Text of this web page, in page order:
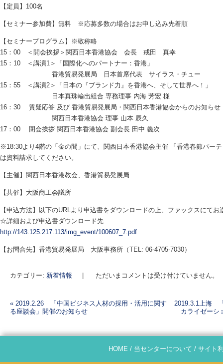
【定員】100名
【セミナー参加費】無料 ※応募多数の場合はお申し込み先着順
【セミナープログラム】※敬称略
15：00 ＜開会挨拶＞関西日本香港協会 会長 戒田 真幸
15：10 ＜講演1＞「国際化へのパートナー：香港」
香港貿易発展局 日本首席代表 サイラス・チュー
15：55 ＜講演2＞「日本の『ブランド力』を香港へ、そして世界へ！」
日本真珠輸出組合 専務理事 内海 芳宏 様
16：30 質疑応答 及び 香港貿易発展局・関西日本香港協会からのお知らせ
関西日本香港協会 理事 山本 辰久
17：00 閉会挨拶 関西日本香港協会 副会長 田中 義次
※18:30より4階の「金の間」にて、関西日本香港協会主催 「香港春節パー
は資料請求してください。
【主催】関西日本香港教会、香港貿易発展局
【共催】大阪商工会議所
【申込方法】以下のURLより申込書をダウンロードの上、ファックスにてお
☆詳細および申込書ダウンロード先
http://143.125.217.113/img_event/100607_7.pdf
【お問合先】香港貿易発展局 大阪事務所（TEL: 06-4705-7030）
カテゴリー: 新着情報 ただいまコメントは受け付けていません。
投稿ナビゲーション
« 2019.2.26 「中国ビジネス人材の採用・活用に関す
る座談会」開催のお知らせ
2019.3.1上海
カライゼーシ
HOME / 当センターについて / サイト